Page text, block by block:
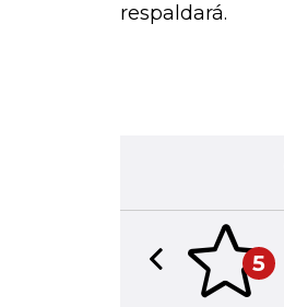
respaldará.
5
Previous slide